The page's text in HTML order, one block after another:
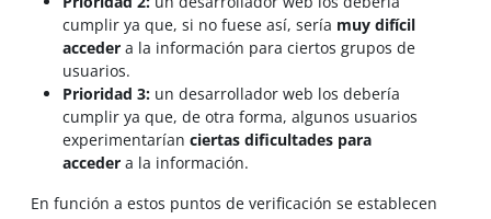
cumplir ya que, si no fuese así, sería muy difícil
accedera la información para ciertos grupos de
usuarios.
Prioridad 3:un desarrollador web los debería
cumplir ya que, de otra forma, algunos usuarios
experimentarían ciertas dificultades para
acceder a la información.
En función a estos puntos de verificación se establecen